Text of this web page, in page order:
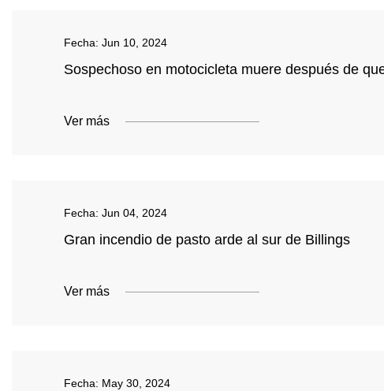
Fecha: Jun 10, 2024
Sospechoso en motocicleta muere después de
Ver más
Fecha: Jun 04, 2024
Gran incendio de pasto arde al sur de Billings
Ver más
Fecha: May 30, 2024